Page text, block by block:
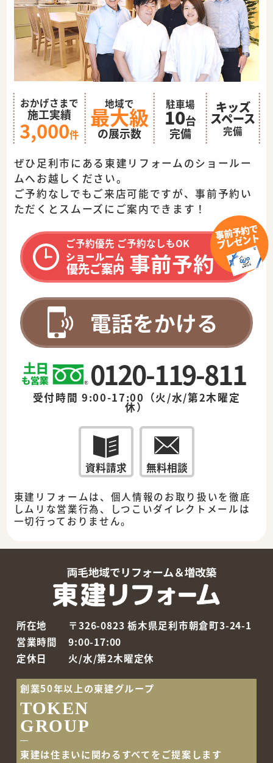
おかげさまで
施工実績
3,000件
地域で
最大級
の展示数
駐車場
10台
完備
キッズ
スペース
完備
ぜひ足利市にある東建リフォームのショールー
ムへお越しください。
ご予約なしでもご来店可能ですが、事前予約い
ただくとスムーズに ご案内できます！
ご予約優先 ご予約なしもOK
ショールーム
優先ご案内 事前予約
電話をかける
0120-119-811
受付時間 9:00-17:00（火/水/第2木曜定
休）
資料請求 無料相談
東建リフォームは、個人情報のお取り扱いを徹底
しムリな営業行為、しつこいダイレクトメールは
一切行っておりません。
所在地
〒326-0823 栃木県足利市朝倉町3-24-1
営業時間
9:00-17:00
定休日
火/水/第2木曜定休
創業50年以上の東建グループ
TOKEN
GROUP
東建は住まいに関わるすべてをご提案します